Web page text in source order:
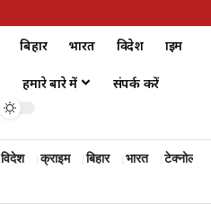
बिहार भारत विदेश क्राइम
हमारे बारे में संपर्क करें
विदेश क्राइम बिहार भारत टेक्नोलॉजी